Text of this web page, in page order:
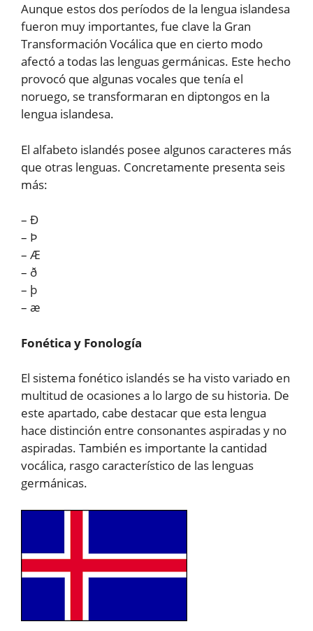
Aunque estos dos períodos de la lengua islandesa
fueron muy importantes, fue clave la Gran
Transformación Vocálica que en cierto modo
afectó a todas las lenguas germánicas. Este hecho
provocó que algunas vocales que tenía el
noruego, se transformaran en diptongos en la
lengua islandesa.
El alfabeto islandés posee algunos caracteres más
que otras lenguas. Concretamente presenta seis
más:
– Ð
– Þ
– Æ
– ð
– þ
– æ
Fonética y Fonología
El sistema fonético islandés se ha visto variado en
multitud de ocasiones a lo largo de su historia. De
este apartado, cabe destacar que esta lengua
hace distinción entre consonantes aspiradas y no
aspiradas. También es importante la cantidad
vocálica, rasgo característico de las lenguas
germánicas.